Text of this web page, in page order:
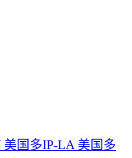
美国多IP-LA 美国多